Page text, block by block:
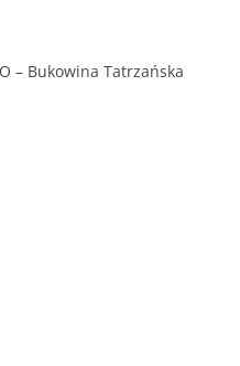
– Bukowina Tatrzańska